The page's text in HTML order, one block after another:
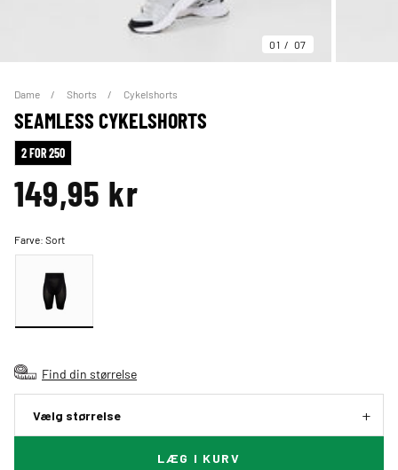
01 07
Dame Shorts Cykelshorts
SEAMLESS CYKELSHORTS
2 FOR 250
149,95 kr
Farve:Sort
Find din størrelse
Vælg størrelse
LÆG I KURV